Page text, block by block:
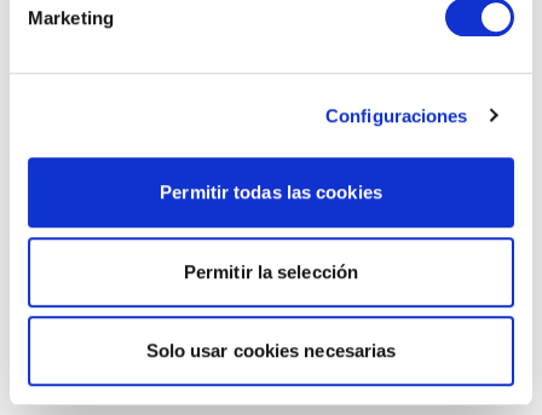
Marketing
Configuraciones
Permitir todas las cookies
Permitir la selección
Solo usar cookies necesarias